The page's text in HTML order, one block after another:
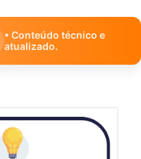
• Conteúdo técnico e
atualizado.